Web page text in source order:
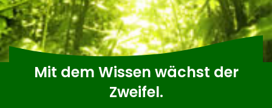
Mit dem Wissen wächst der
Zweifel.